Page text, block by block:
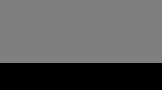
page:page:
YouTube channel: